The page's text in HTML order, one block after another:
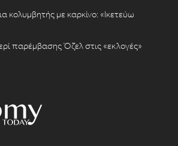
κολυμβητής με καρκίνο: «Ικετεύω
παρέμβασης Όζελ στις «εκλογές»